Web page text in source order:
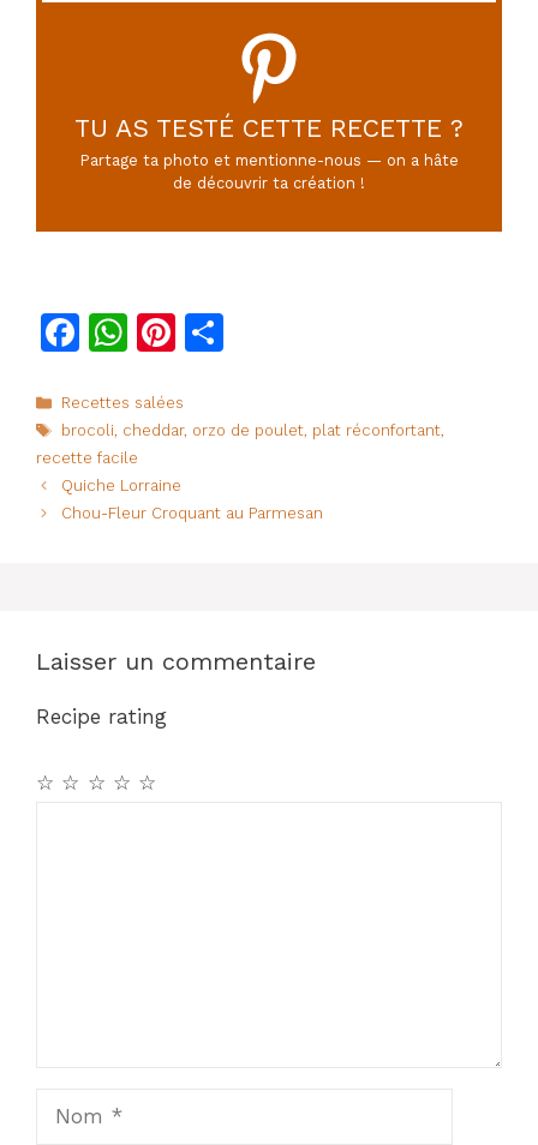
TU AS TESTÉ CETTE RECETTE ?
Partage ta photo et mentionne-nous — on a hâte
de découvrir ta création !
F
c
e
b
o
W
at
s
A
p
Pi
te
re
st
g
Catégories
Recettes salées
Étiquettes
brocoli, cheddar, orzo de poulet, plat réconfortant,
recette facile
Quiche Lorraine
Chou-Fleur Croquant au Parmesan
Laisser un commentaire
Recipe rating
☆
☆
☆
☆
☆